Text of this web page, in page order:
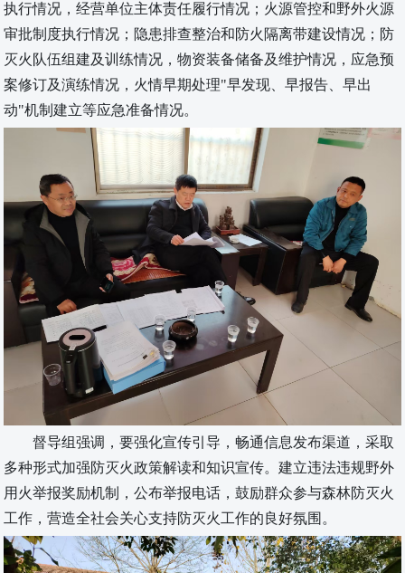
执行情况，经营单位主体责任履行情况； 火源管控和野外火源
审批制度执行情况；隐患排查整治和防火隔离带建设情况；防
灭火队伍组建及训练情况，物资装备储备及维护情况，应急预
案修订及演练情况，火情早期处理"早发现、早报告、早出
动"机制建立等应急准备情况。
督导组强调，要强化宣传引导，畅通信息发布渠道，采取
多种形式加强防灭火政策解读和知识宣传。建立违法违规野外
用火举报奖励机制，公布举报电话，鼓励群众参与森林防灭火
工作，营造全社会关心支持防灭火工作的良好氛围。